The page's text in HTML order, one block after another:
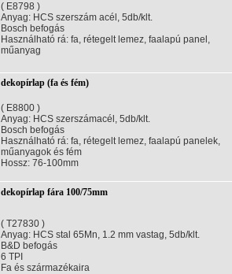
( E8798 )
Anyag: HCS szerszám acél, 5db/klt.
Bosch befogás
Használható rá: fa, rétegelt lemez, faalapú panel,
műanyag
dekopírlap (fa és fém)
( E8800 )
Anyag: HCS szerszámacél, 5db/klt.
Bosch befogás
Használható rá: fa, rétegelt lemez, faalapú panelek,
műanyagok és fém
Hossz: 76-100mm
dekopírlap fára 100/75mm
( T27830 )
Anyag: HCS stal 65Mn, 1.2 mm vastag, 5db/klt.
B&D befogás
6 TPI
Fa és származékaira